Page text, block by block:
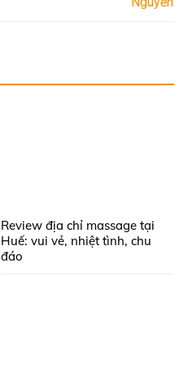
Review địa chỉ massage tại
Huế: vui vẻ, nhiệt tình, chu
đáo